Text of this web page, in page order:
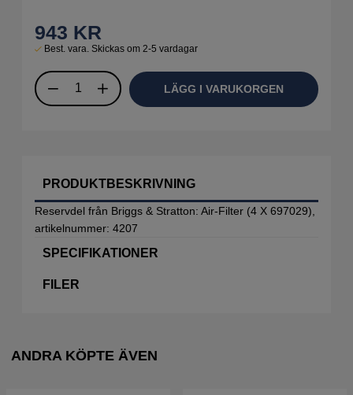
943 KR
Best. vara. Skickas om 2-5 vardagar
LÄGG I VARUKORGEN
PRODUKTBESKRIVNING
Reservdel från Briggs & Stratton: Air-Filter (4 X 697029),
artikelnummer: 4207
SPECIFIKATIONER
FILER
ANDRA KÖPTE ÄVEN